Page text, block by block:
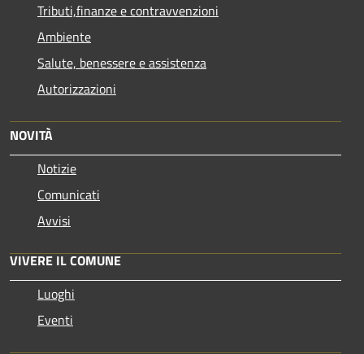
Tributi,finanze e contravvenzioni
Ambiente
Salute, benessere e assistenza
Autorizzazioni
NOVITÀ
Notizie
Comunicati
Avvisi
VIVERE IL COMUNE
Luoghi
Eventi